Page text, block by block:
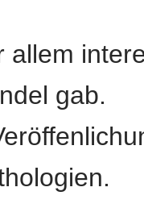
allem
gab.